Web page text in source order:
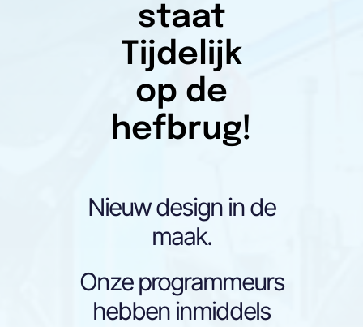
staat
Tijdelijk
op de
hefbrug!
Nieuw design in de
maak.
Onze programmeurs
hebben inmiddels